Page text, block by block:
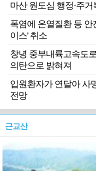
마산 원도심 행정·주
폭염에 온열질환 등
이스' 취소
창녕 중부내륙고속도
의탄으로 밝혀져
입원환자가 연달아 사
전망
근교산